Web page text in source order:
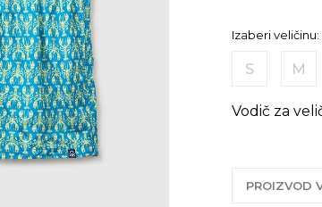
Izaberi veličinu:
S M
Vodič za
PROIZVOD